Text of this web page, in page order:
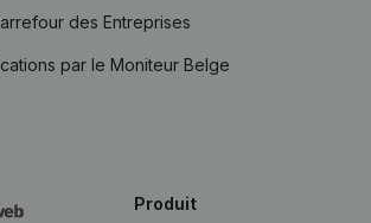
des Entreprises
par le Moniteur Belge
Produit